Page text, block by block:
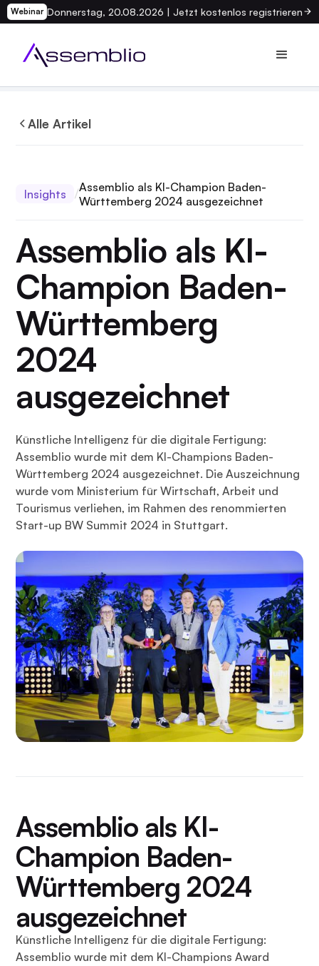
Webinar Donnerstag, 20.08.2026 | Jetzt kostenlos registrieren
Alle Artikel
Insights
Assemblio als KI-Champion Baden-
Württemberg 2024 ausgezeichnet
Assemblio als KI-
Champion Baden-
Württemberg
2024
ausgezeichnet
Künstliche Intelligenz für die digitale Fertigung:
Assemblio wurde mit dem KI-Champions Baden-
Württemberg 2024 ausgezeichnet. Die Auszeichnung
wurde vom Ministerium für Wirtschaft, Arbeit und
Tourismus verliehen, im Rahmen des renommierten
Start-up BW Summit 2024 in Stuttgart.
Assemblio als KI-
Champion Baden-
Württemberg 2024
ausgezeichnet
Künstliche Intelligenz für die digitale Fertigung:
Assemblio wurde mit dem KI-Champions Award